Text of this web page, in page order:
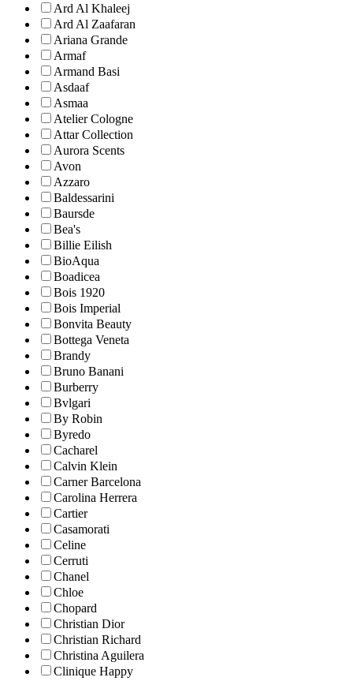
Ard Al Khaleej
Ard Al Zaafaran
Ariana Grande
Armaf
Armand Basi
Asdaaf
Asmaa
Atelier Cologne
Attar Collection
Aurora Scents
Avon
Azzaro
Baldessarini
Baursde
Bea's
Billie Eilish
BioAqua
Boadicea
Bois 1920
Bois Imperial
Bonvita Beauty
Bottega Veneta
Brandy
Bruno Banani
Burberry
Bvlgari
By Robin
Byredo
Cacharel
Calvin Klein
Carner Barcelona
Carolina Herrera
Cartier
Casamorati
Celine
Cerruti
Chanel
Chloe
Chopard
Christian Dior
Christian Richard
Christina Aguilera
Clinique Happy